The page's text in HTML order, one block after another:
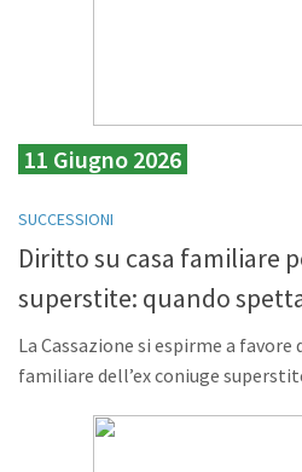
11 Giugno 2026
SUCCESSIONI
Diritto su casa familiare
superstite: quando
La Cassazione si espirme a
familiare dell’ex coniuge